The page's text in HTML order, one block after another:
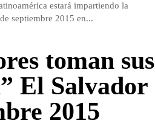
estará impartiendo la
septiembre 2015 en...
toman sus
El Salvador
2015